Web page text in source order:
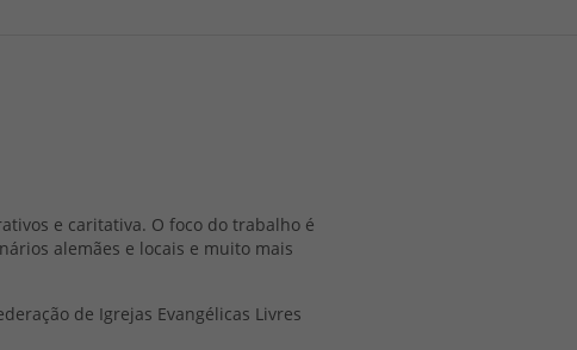
e caritativa. O foco do trabalho é
alemães e locais e muito mais
de Igrejas Evangélicas Livres